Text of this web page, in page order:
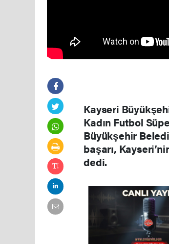
Kayseri
Kadın Futbol
Büyükşehir
başarı,
dedi.